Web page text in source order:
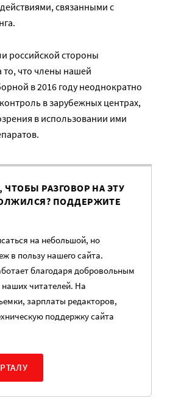
связанными с
российской стороны
то, что члены нашей
в 2016 году неоднократно
в зарубежных центрах,
в использовании ими
РАЗГОВОР НА ЭТУ
ПОДДЕРЖИТЕ
на небольшой, но
в пользу нашего сайта.
благодаря добровольным
читателей. На
зарплаты редакторов,
поддержку сайта